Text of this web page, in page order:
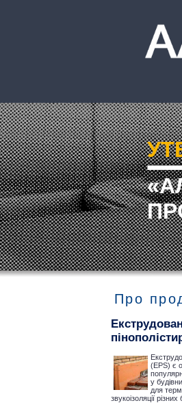
Про
(EPS) є
у
для
звукоізоляції